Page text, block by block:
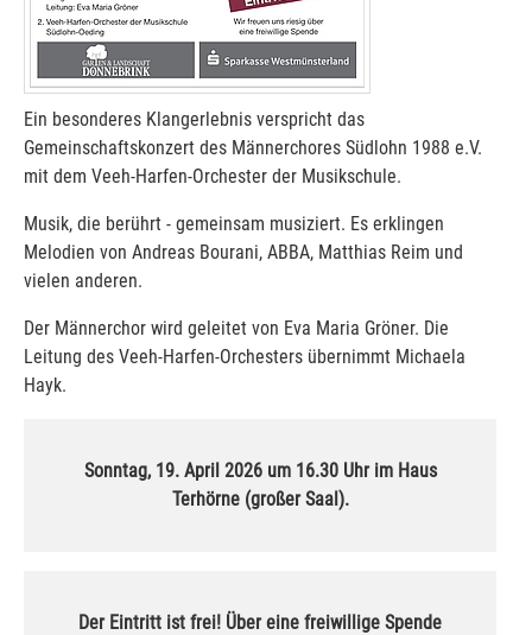
Ein besonderes Klangerlebnis verspricht das
Gemeinschaftskonzert des Männerchores Südlohn 1988 e.V.
mit dem Veeh-Harfen-Orchester der Musikschule.
Musik, die berührt - gemeinsam musiziert. Es erklingen
Melodien von Andreas Bourani, ABBA, Matthias Reim und
vielen anderen.
Der Männerchor wird geleitet von Eva Maria Gröner. Die
Leitung des Veeh-Harfen-Orchesters übernimmt Michaela
Hayk.
Sonntag, 19. April 2026 um 16.30 Uhr im Haus
Terhörne (großer Saal).
Der Eintritt ist frei! Über eine freiwillige Spende